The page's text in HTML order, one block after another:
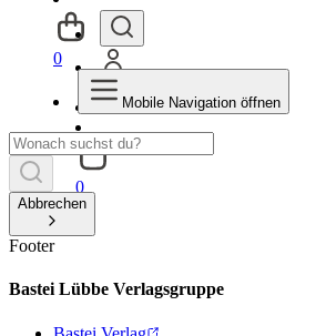
0
0
Mobile Navigation öffnen
Abbrechen
Footer
Bastei Lübbe Verlagsgruppe